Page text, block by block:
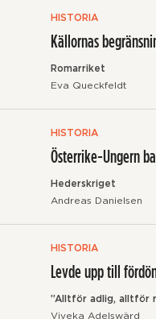
HISTORIA
Källornas
Romarriket
Eva Queckfeldt
HISTORIA
Österrike-Ungern
Hederskriget
Andreas Danielsen
HISTORIA
Levde upp till
”Alltför adlig, alltför
Viveka Adelswärd